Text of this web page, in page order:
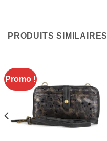
PRODUITS SIMILAIRES
Promo !